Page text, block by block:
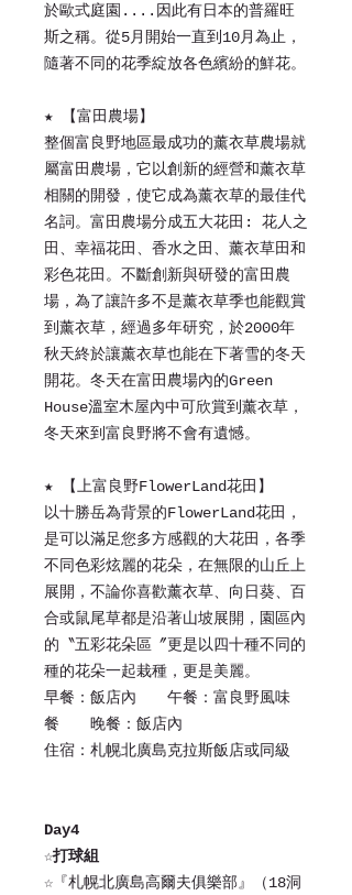
於歐式庭園....因此有日本的普羅旺
斯之稱。從5月開始一直到10月為止，
隨著不同的花季綻放各色繽紛的鮮花。
★ 【富田農場】
整個富良野地區最成功的薰衣草農場就
屬富田農場，它以創新的經營和薰衣草
相關的開發，使它成為薰衣草的最佳代
名詞。富田農場分成五大花田: 花人之
田、幸福花田、香水之田、薰衣草田和
彩色花田。不斷創新與研發的富田農
場，為了讓許多不是薰衣草季也能觀賞
到薰衣草，經過多年研究，於2000年
秋天終於讓薰衣草也能在下著雪的冬天
開花。冬天在富田農場內的Green
House溫室木屋內中可欣賞到薰衣草，
冬天來到富良野將不會有遺憾。
★ 【上富良野FlowerLand花田】
以十勝岳為背景的FlowerLand花田，
是可以滿足您多方感觀的大花田，各季
不同色彩炫麗的花朵，在無限的山丘上
展開，不論你喜歡薰衣草、向日葵、百
合或鼠尾草都是沿著山坡展開，園區內
的〝五彩花朵區〞更是以四十種不同的
種的花朵一起栽種，更是美麗。
早餐：飯店內 午餐：富良野風味
餐 晚餐：飯店內
住宿：札幌北廣島克拉斯飯店或同級
Day4
☆打球組
☆『札幌北廣島高爾夫俱樂部』（18洞